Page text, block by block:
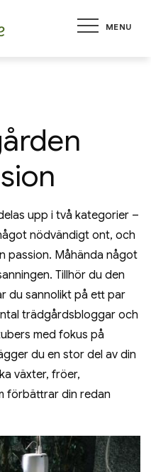
MENU
thecraftlab.se
tallt om trädgård
upp i två kategorier –
nödvändigt ont, och
passion. Måhända något
Tillhör du den
du sannolikt på ett par
trädgårdsbloggar och
med fokus på
du en stor del av din
växter, fröer,
förbättrar din redan